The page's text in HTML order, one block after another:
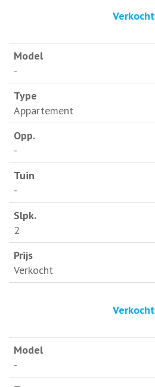
Verkocht
-
Appartement
-
-
2
Verkocht
Verkocht
-